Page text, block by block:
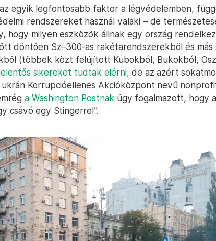
egyik legfontosabb faktor a légvédelemben,
rendszereket használ valaki – de
hogy milyen eszközök állnak egy ország
döntően Sz–300-as rakétarendszerekből és más
(többek közt felújított Kubokból, Bukokból,
sikereket tudtak elérni, de az azért
ukrán Korrupcióellenes Akcióközpont nevű
a Washington Postnak úgy fogalmazott, hogy
csávó egy Stingerrel”.